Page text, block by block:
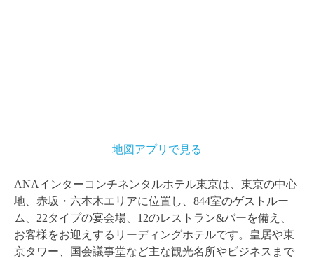
地図アプリで見る
ANAインターコンチネンタルホテル東京は、東京の中心
地、赤坂・六本木エリアに位置し、844室のゲストルー
ム、22タイプの宴会場、12のレストラン&バーを備え、
お客様をお迎えするリーディングホテルです。皇居や東
京タワー、国会議事堂など主な観光名所やビジネスまで